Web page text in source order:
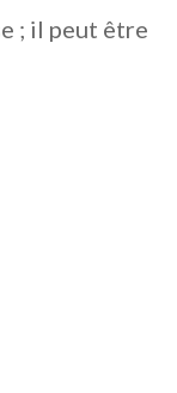
; il peut être